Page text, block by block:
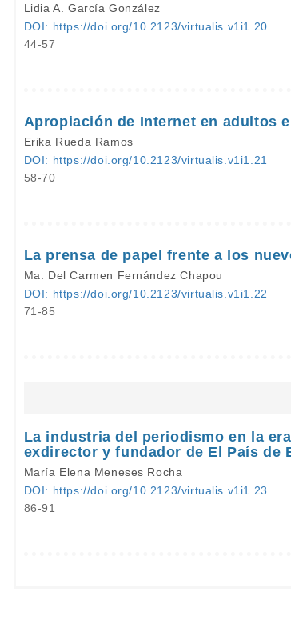
Lidia A. García González
DOI: https://doi.org/10.2123/virtualis.v1i1.20
44-57
Apropiación de Internet en adultos
Erika Rueda Ramos
DOI: https://doi.org/10.2123/virtualis.v1i1.21
58-70
La prensa de papel frente a los
Ma. Del Carmen Fernández Chapou
DOI: https://doi.org/10.2123/virtualis.v1i1.22
71-85
La industria del periodismo en la
exdirector y fundador de El País de
María Elena Meneses Rocha
DOI: https://doi.org/10.2123/virtualis.v1i1.23
86-91